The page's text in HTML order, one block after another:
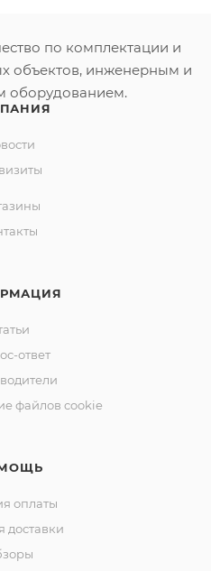
по комплектации и
объектов, инженерным и
оборудованием.
ответ
файлов cookie
оплаты
доставки